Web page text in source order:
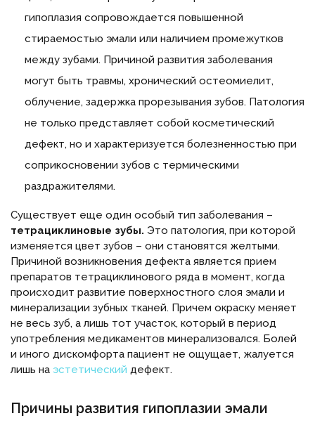
гипоплазия сопровождается повышенной
стираемостью эмали или наличием промежутков
между зубами. Причиной развития заболевания
могут быть травмы, хронический остеомиелит,
облучение, задержка прорезывания зубов. Патология
не только представляет собой косметический
дефект, но и характеризуется болезненностью при
соприкосновении зубов с термическими
раздражителями.
Существует еще один особый тип заболевания –
тетрациклиновые зубы. Это патология, при которой
изменяется цвет зубов – они становятся желтыми.
Причиной возникновения дефекта является прием
препаратов тетрациклинового ряда в момент, когда
происходит развитие поверхностного слоя эмали и
минерализации зубных тканей. Причем окраску меняет
не весь зуб, а лишь тот участок, который в период
употребления медикаментов минерализовался. Болей
и иного дискомфорта пациент не ощущает, жалуется
лишь на эстетический дефект.
Причины развития гипоплазии эмали